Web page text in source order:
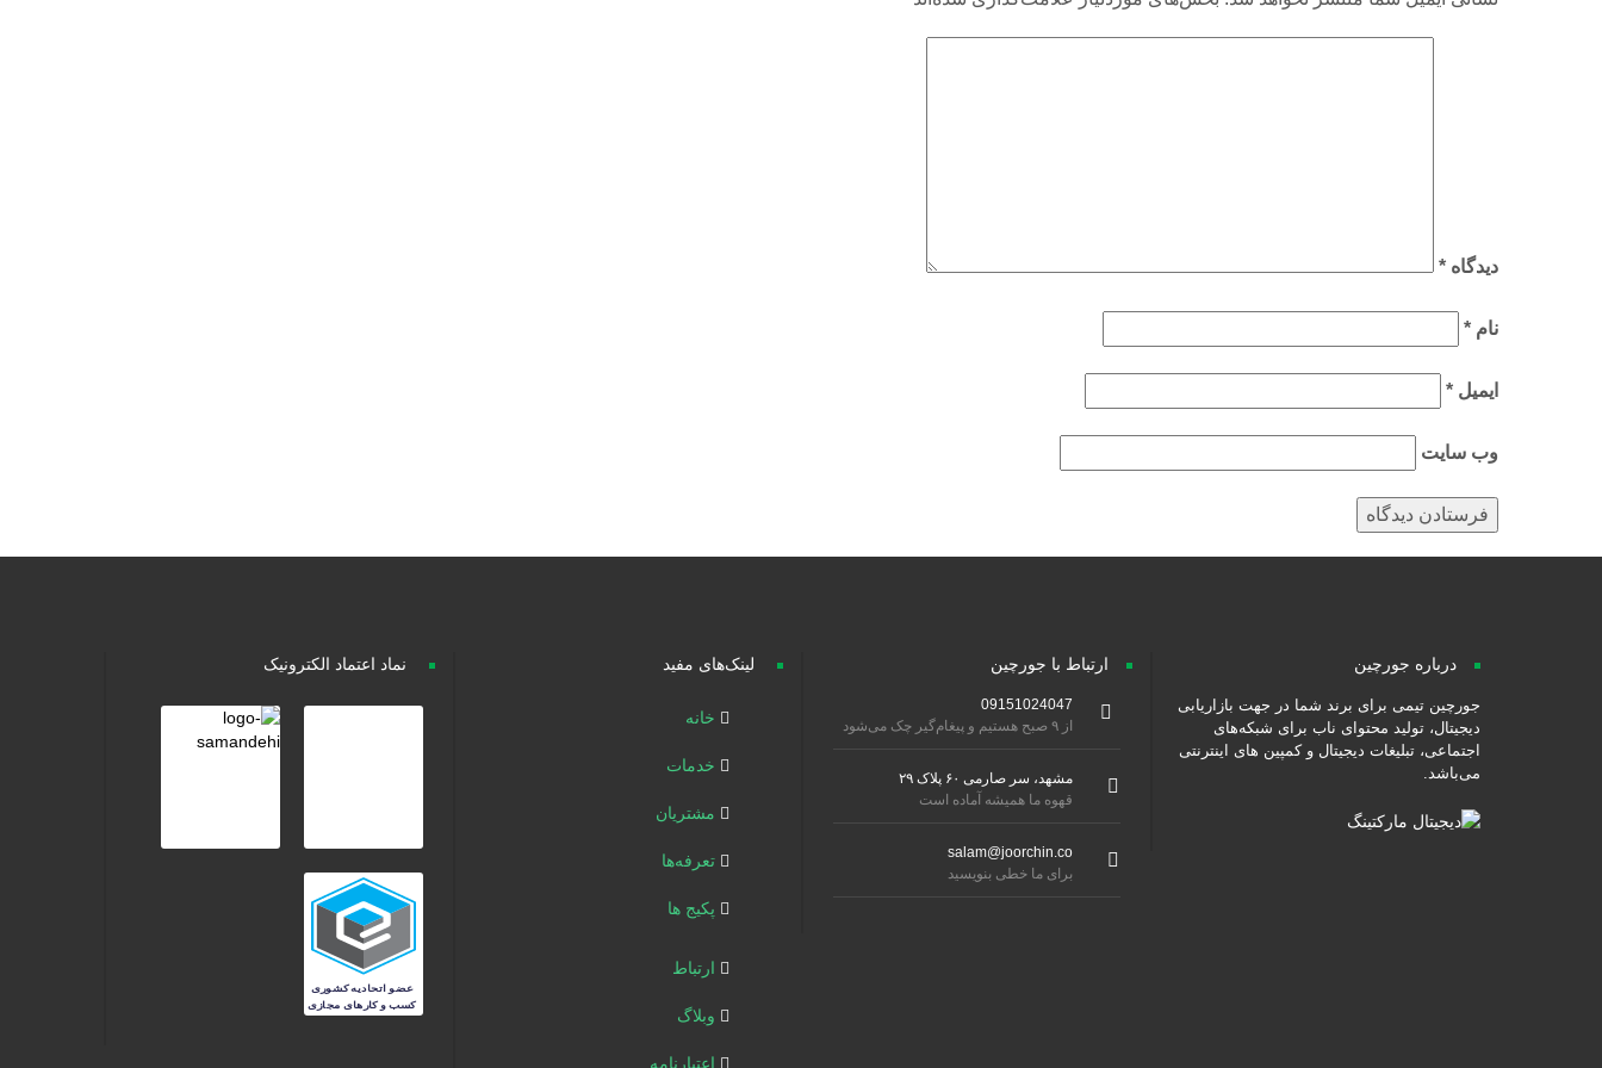
دیدگاه *
نام *
ایمیل *
وب‌ سایت
درباره جورچین
جورچین تیمی برای برند شما در جهت بازاریابی
دیجیتال، تولید محتوای ناب برای شبکه‌های
اجتماعی، تبلیغات دیجیتال و کمپین های اینترنتی
می‌باشد.
ارتباط با جورچین
09151024047
از ۹ صبح هستیم و پیغام‌گیر چک می‌شود
مشهد، سر صارمی ۶۰ پلاک ۲۹
قهوه ما همیشه آماده است
salam@joorchin.co
برای ما خطی بنویسید
لینک‌های مفید
خانه
خدمات
مشتریان
تعرفه‌ها
پکیج ها
ارتباط
وبلاگ
اعتبارنامه
نماد اعتماد الکترونیک